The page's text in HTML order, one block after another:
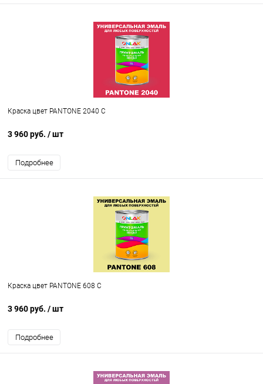
Краска цвет PANTONE 2040 C
3 960 руб. / шт
Подробнее
Краска цвет PANTONE 608 C
3 960 руб. / шт
Подробнее